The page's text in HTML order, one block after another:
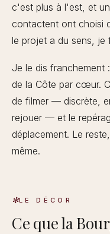
c'est plus à l'est, et
contactent ont choisi
le projet a du sens, je
Je le dis franchement
de la Côte par cœur.
de filmer — discrète,
rejouer — et le
déplacement. Le
même.
LE DÉCOR
Ce que la